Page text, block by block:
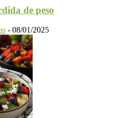
de peso
- 08/01/2025